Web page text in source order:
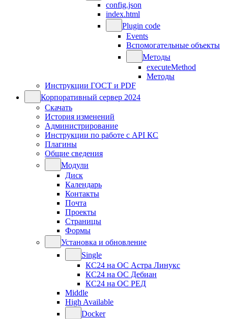
config.json
index.html
Plugin code
Events
Вспомогательные объекты
Методы
executeMethod
Методы
Инструкции ГОСТ и PDF
Корпоративный сервер 2024
Скачать
История изменений
Администрирование
Инструкции по работе с API КС
Плагины
Общие сведения
Модули
Диск
Календарь
Контакты
Почта
Проекты
Страницы
Формы
Установка и обновление
Single
КС24 на ОС Астра Линукс
КС24 на ОС Дебиан
КС24 на ОС РЕД
Middle
High Available
Docker